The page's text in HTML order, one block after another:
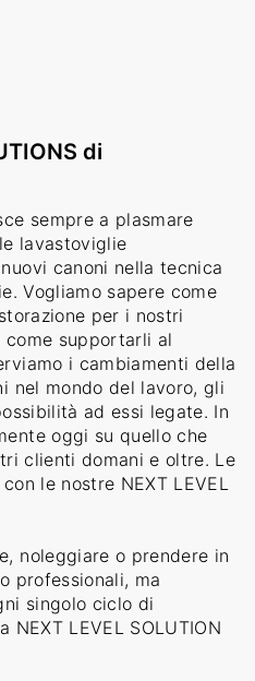
di
sempre a plasmare
lavastoviglie
canoni nella tecnica
Vogliamo sapere come
per i nostri
supportarli al
i cambiamenti della
nel mondo del lavoro, gli
ad essi legate. In
oggi su quello che
clienti domani e oltre. Le
le nostre NEXT LEVEL
noleggiare o prendere in
professionali, ma
singolo ciclo di
NEXT LEVEL SOLUTION